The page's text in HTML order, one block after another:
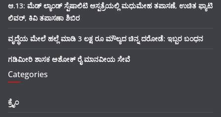
ಆ.13: ಮೆಡ್ ಲ್ಯಾಂಡ್ ಸ್ಪೆಷಾಲಿಟಿ ಆಸ್ಪತ್ರೆಯಲ್ಲಿ ಮಧುಮೇಹ ತಪಾಸಣೆ, ಉಚಿತ ಫ್ಯಾಟಿ
ಲಿವರ್, ಕಿವಿ ತಪಾಸಣಾ ಶಿಬಿರ
ವೃದ್ಧೆಯ ಮೇಲೆ ಹಲ್ಲೆ ಮಾಡಿ 3 ಲಕ್ಷ ರೂ ಮೌಲ್ಯದ ಚಿನ್ನ ದರೋಡೆ: ಇಬ್ಬರ ಬಂಧನ
ಗಡಿಮೀರಿ ಶಾಸಕ ಅಶೋಕ್ ರೈ ಮಾನವೀಯ ಸೇವೆ
Categories
ಕ್ರೈಂ